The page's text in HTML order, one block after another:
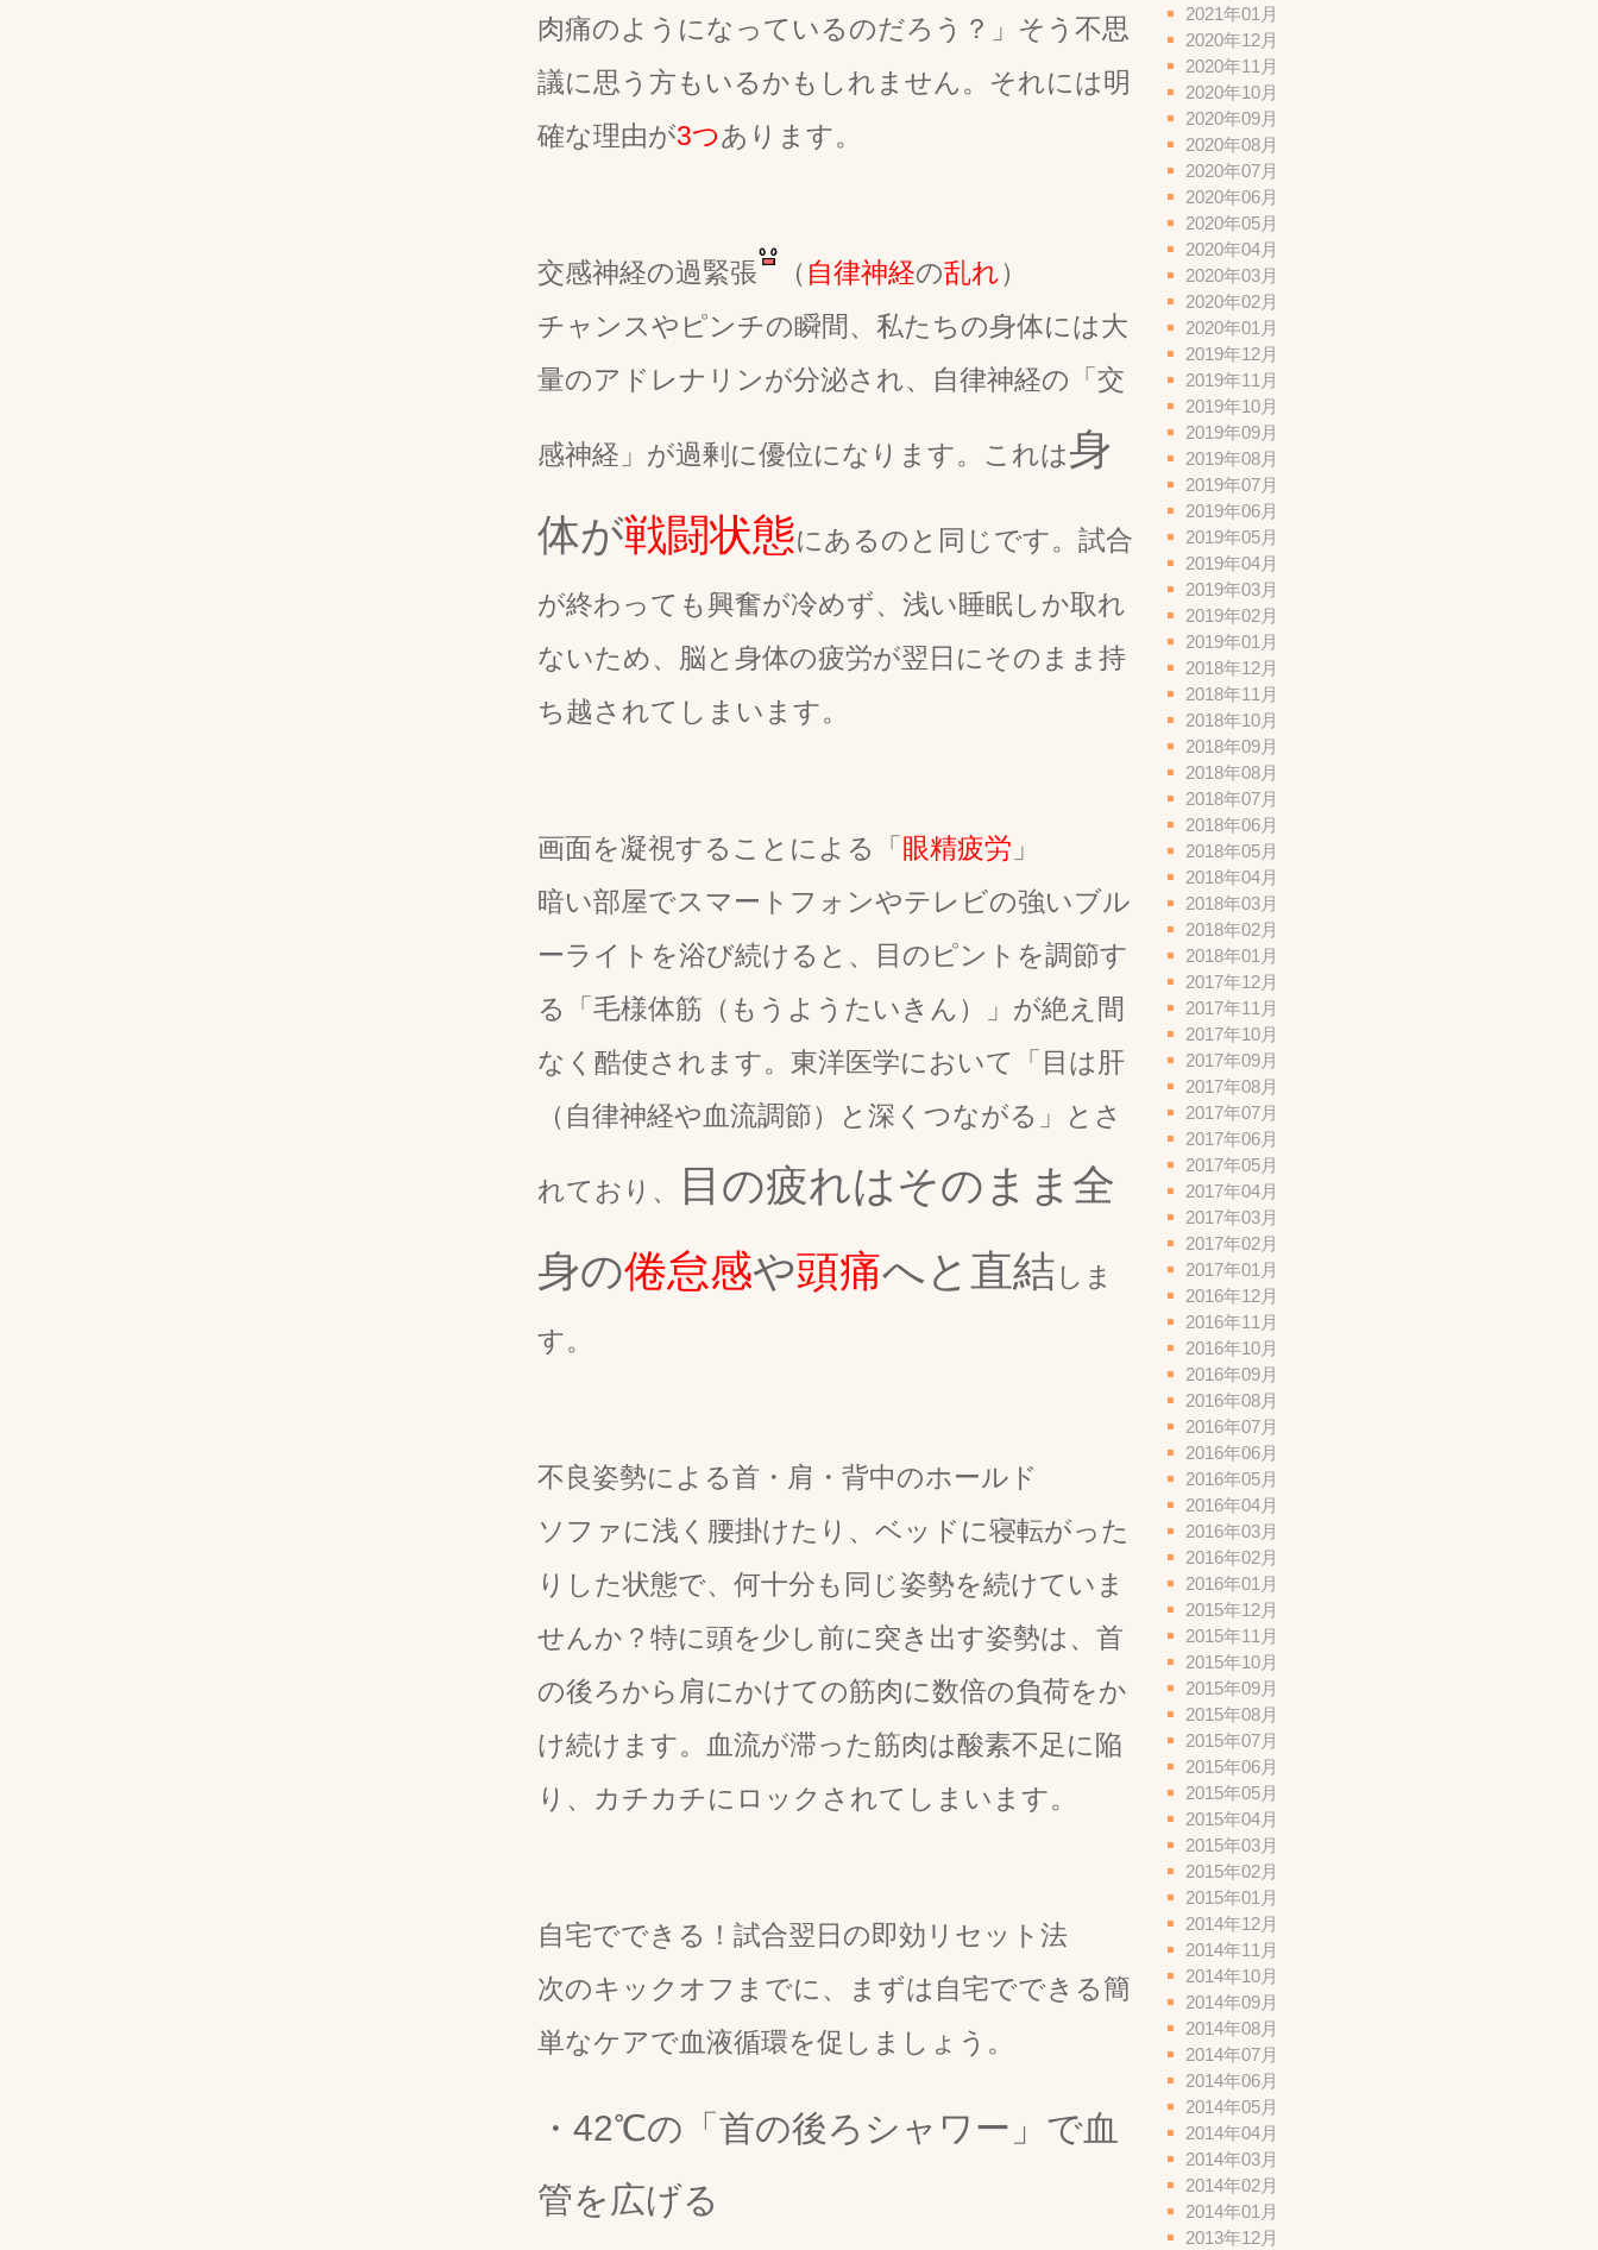
肉痛のようになっているのだろう？」そう不思
議に思う方もいるかもしれません。それには明
確な理由が3つあります。
交感神経の過緊張 （ 自律神経の乱れ）
チャンスやピンチの瞬間、私たちの身体には大
量のアドレナリンが分泌され、自律神経の「交
感神経」が過剰に優位になります。これは身
体が戦闘状態にあるのと同じです。試合
が終わっても興奮が冷めず、浅い睡眠しか取れ
ないため、脳と身体の疲労が翌日にそのまま持
ち越されてしまいます。
画面を凝視することによる「 眼精疲労 」
暗い部屋でスマートフォンやテレビの強いブル
ーライトを浴び続けると、目のピントを調節す
る「毛様体筋（もうようたいきん）」が絶え間
なく酷使されます。東洋医学において「目は肝
（自律神経や血流調節）と深くつながる」とさ
れており、
目の疲れはそのまま全
身の倦怠感や頭痛へと直結 しま
す。
不良姿勢による首・肩・背中のホールド
ソファに浅く腰掛けたり、ベッドに寝転がった
りした状態で、何十分も同じ姿勢を続けていま
せんか？特に頭を少し前に突き出す姿勢は、首
の後ろから肩にかけての筋肉に数倍の負荷をか
け続けます。血流が滞った筋肉は酸素不足に陥
り、カチカチにロックされてしまいます。
自宅でできる！試合翌日の即効リセット法
次のキックオフまでに、まずは自宅でできる簡
単なケアで血液循環を促しましょう。
・42℃の「首の後ろシャワー」で血
管を広げる
2021年01月
2020年12月
2020年11月
2020年10月
2020年09月
2020年08月
2020年07月
2020年06月
2020年05月
2020年04月
2020年03月
2020年02月
2020年01月
2019年12月
2019年11月
2019年10月
2019年09月
2019年08月
2019年07月
2019年06月
2019年05月
2019年04月
2019年03月
2019年02月
2019年01月
2018年12月
2018年11月
2018年10月
2018年09月
2018年08月
2018年07月
2018年06月
2018年05月
2018年04月
2018年03月
2018年02月
2018年01月
2017年12月
2017年11月
2017年10月
2017年09月
2017年08月
2017年07月
2017年06月
2017年05月
2017年04月
2017年03月
2017年02月
2017年01月
2016年12月
2016年11月
2016年10月
2016年09月
2016年08月
2016年07月
2016年06月
2016年05月
2016年04月
2016年03月
2016年02月
2016年01月
2015年12月
2015年11月
2015年10月
2015年09月
2015年08月
2015年07月
2015年06月
2015年05月
2015年04月
2015年03月
2015年02月
2015年01月
2014年12月
2014年11月
2014年10月
2014年09月
2014年08月
2014年07月
2014年06月
2014年05月
2014年04月
2014年03月
2014年02月
2014年01月
2013年12月